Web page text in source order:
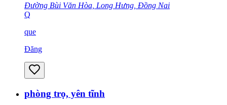
Đường Bùi Văn Hòa, Long Hưng, Đồng Nai
Q
que
Đăng
phòng trọ, yên tĩnh